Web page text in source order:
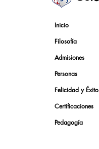
Inicio
Filosofía
Admisiones
Personas
Felicidad y Éxito
Certificaciones
Pedagogía